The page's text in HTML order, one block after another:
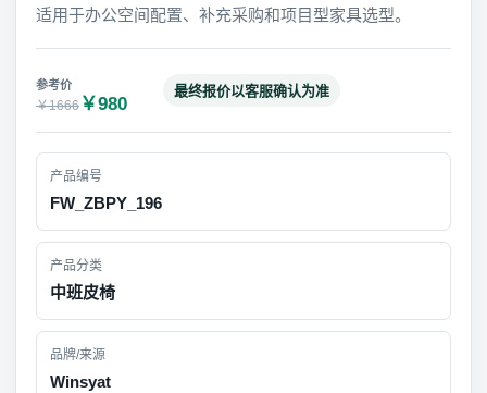
适用于办公空间配置、补充采购和项目型家具选型。
￥1666 ￥980
最终报价以客服确认为准
产品编号
FW_ZBPY_196
产品分类
中班皮椅
品牌/来源
Winsyat